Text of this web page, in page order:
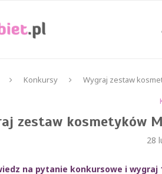
Konkursy
Wygraj zestaw
zestaw kosmetyków
28
na pytanie konkursowe i